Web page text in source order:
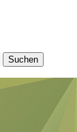
Suchen